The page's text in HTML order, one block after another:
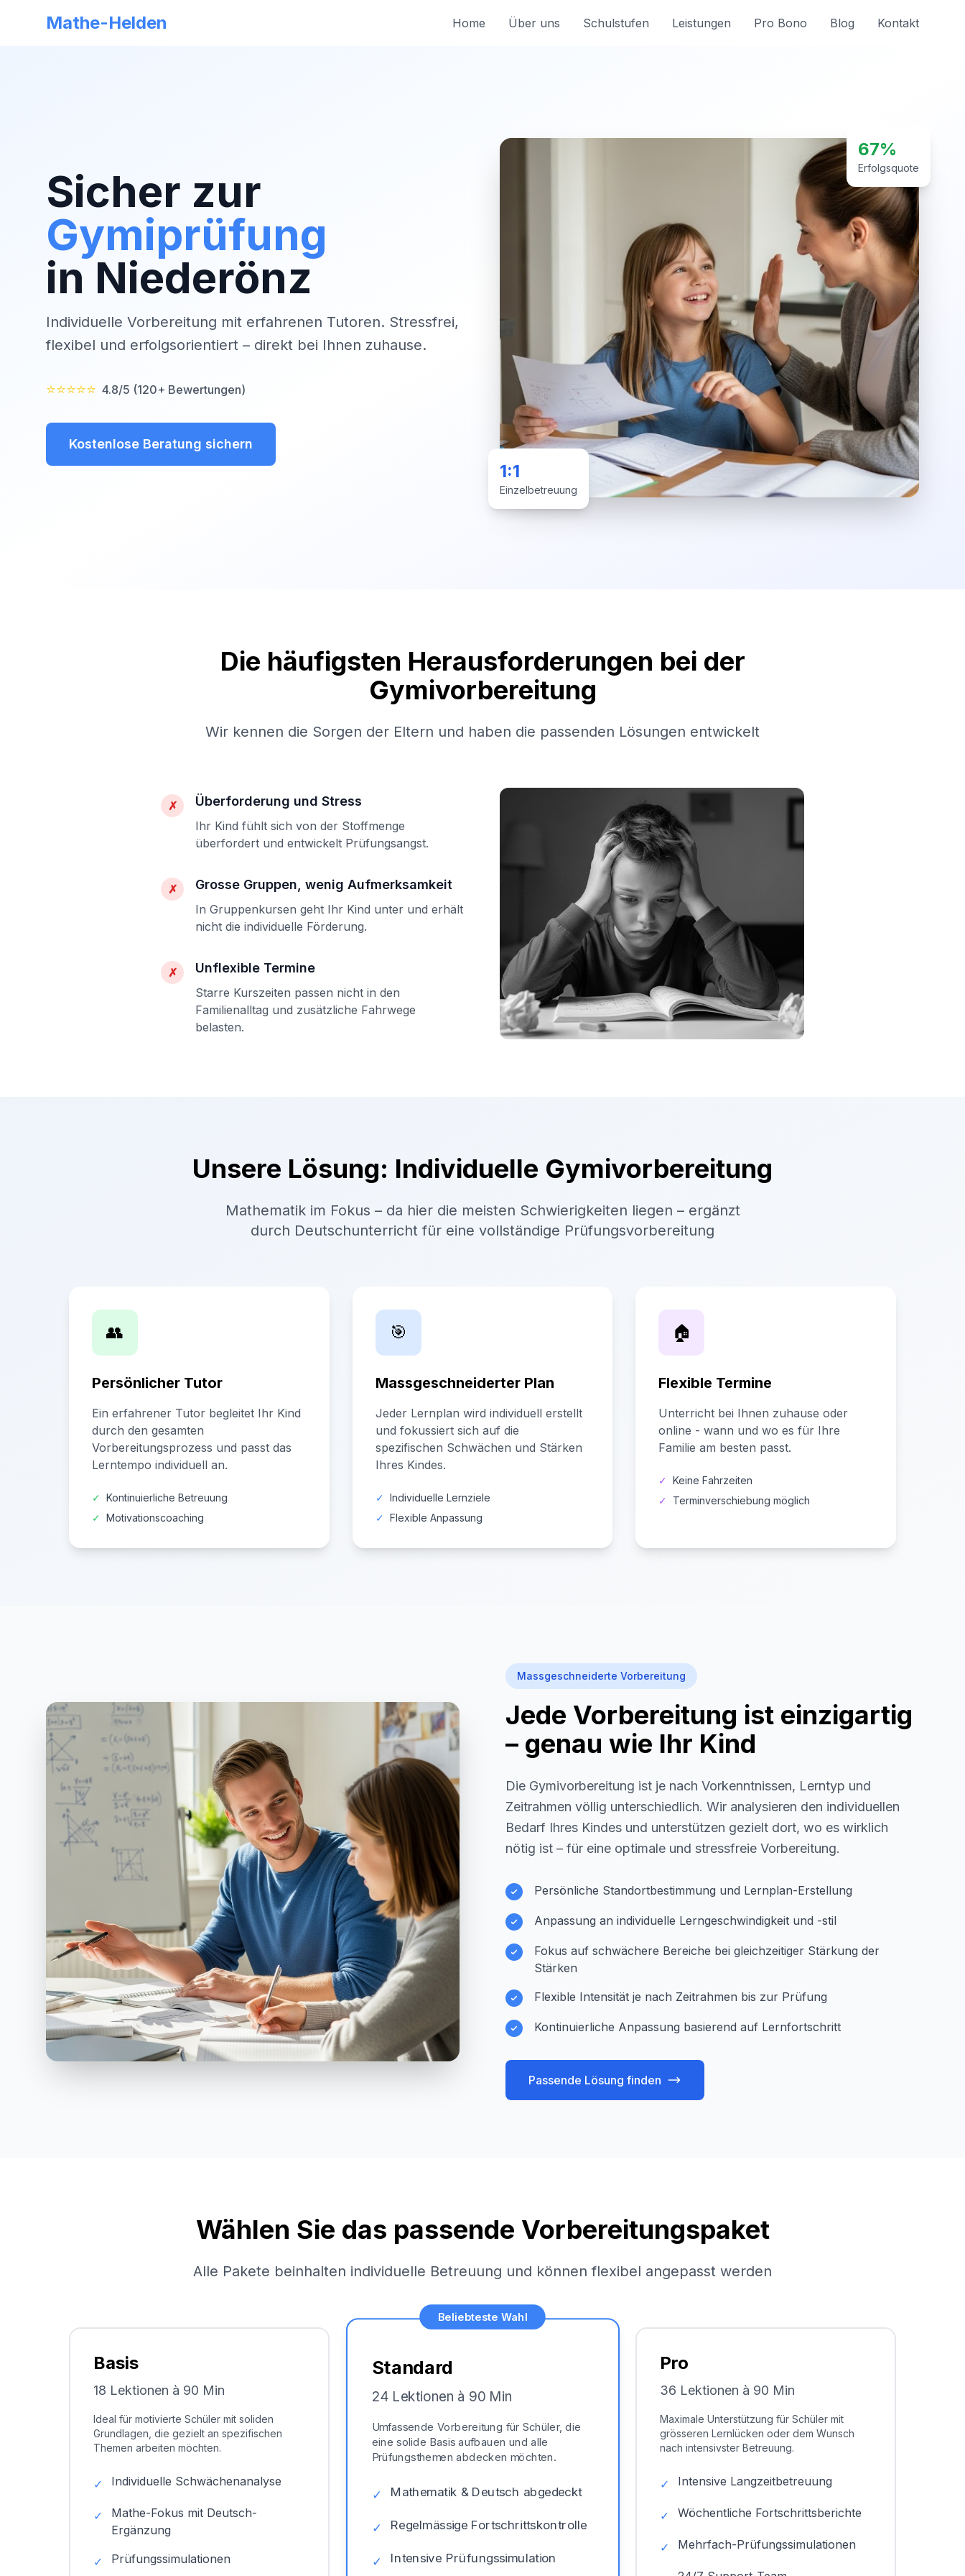
Mathe-Helden Home Über uns Schulstufen Leistungen Pro Bono Blog Kontakt
Sicher zur
Gymiprüfung
in Niederönz
Individuelle Vorbereitung mit erfahrenen Tutoren. Stressfrei,
flexibel und erfolgsorientiert – direkt bei Ihnen zuhause.
⭐⭐⭐⭐⭐ 4.8/5 (120+ Bewertungen)
Kostenlose Beratung sichern
67%
Erfolgsquote
1:1
Einzelbetreuung
Die häufigsten Herausforderungen bei der
Gymivorbereitung
Wir kennen die Sorgen der Eltern und haben die passenden Lösungen entwickelt
✗ Überforderung und Stress
Ihr Kind fühlt sich von der Stoffmenge
überfordert und entwickelt Prüfungsangst.
✗ Grosse Gruppen, wenig Aufmerksamkeit
In Gruppenkursen geht Ihr Kind unter und erhält
nicht die individuelle Förderung.
✗ Unflexible Termine
Starre Kurszeiten passen nicht in den
Familienalltag und zusätzliche Fahrwege
belasten.
Unsere Lösung: Individuelle Gymivorbereitung
Mathematik im Fokus – da hier die meisten Schwierigkeiten liegen – ergänzt
durch Deutschunterricht für eine vollständige Prüfungsvorbereitung
👥
Persönlicher Tutor
Ein erfahrener Tutor begleitet Ihr Kind
durch den gesamten
Vorbereitungsprozess und passt das
Lerntempo individuell an.
✓ Kontinuierliche Betreuung
✓ Motivationscoaching
🎯
Massgeschneiderter Plan
Jeder Lernplan wird individuell erstellt
und fokussiert sich auf die
spezifischen Schwächen und Stärken
Ihres Kindes.
✓ Individuelle Lernziele
✓ Flexible Anpassung
🏠
Flexible Termine
Unterricht bei Ihnen zuhause oder
online - wann und wo es für Ihre
Familie am besten passt.
✓
Keine Fahrzeiten
✓
Terminverschiebung möglich
Massgeschneiderte Vorbereitung
Jede Vorbereitung ist einzigartig
– genau wie Ihr Kind
Die Gymivorbereitung ist je nach Vorkenntnissen, Lerntyp und
Zeitrahmen völlig unterschiedlich. Wir analysieren den individuellen
Bedarf Ihres Kindes und unterstützen gezielt dort, wo es wirklich
nötig ist – für eine optimale und stressfreie Vorbereitung.
Persönliche Standortbestimmung und Lernplan-Erstellung
Anpassung an individuelle Lerngeschwindigkeit und -stil
Fokus auf schwächere Bereiche bei gleichzeitiger Stärkung der
Stärken
Flexible Intensität je nach Zeitrahmen bis zur Prüfung
Kontinuierliche Anpassung basierend auf Lernfortschritt
Passende Lösung finden
Wählen Sie das passende Vorbereitungspaket
Alle Pakete beinhalten individuelle Betreuung und können flexibel angepasst werden
Basis
18 Lektionen à 90 Min
Ideal für motivierte Schüler mit soliden
Grundlagen, die gezielt an spezifischen
Themen arbeiten möchten.
✓ Individuelle Schwächenanalyse
✓
Mathe-Fokus mit Deutsch-
Ergänzung
✓ Prüfungssimulationen
Beliebteste Wahl
Standard
24 Lektionen à 90 Min
Umfassende Vorbereitung für Schüler, die
eine solide Basis aufbauen und alle
Prüfungsthemen abdecken möchten.
✓ Mathematik & Deutsch abgedeckt
✓ Regelmässige Fortschrittskontrolle
✓ Intensive Prüfungssimulation
Pro
36 Lektionen à 90 Min
Maximale Unterstützung für Schüler mit
grösseren Lernlücken oder dem Wunsch
nach intensivster Betreuung.
✓ Intensive Langzeitbetreuung
✓ Wöchentliche Fortschrittsberichte
✓ Mehrfach-Prüfungssimulationen